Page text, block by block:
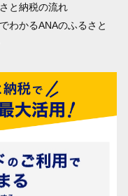
と納税の流れ
わかるANAのふるさと